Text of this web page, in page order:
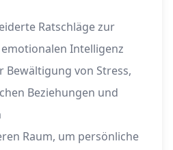
Ratschläge zur
Intelligenz
von Stress,
Beziehungen und
Raum, um persönliche